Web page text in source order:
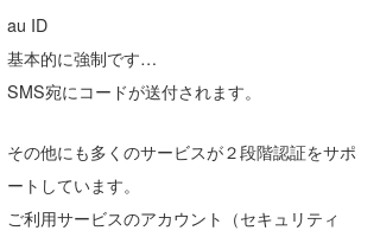
au ID
基本的に強制です…
SMS宛にコードが送付されます。
その他にも多くのサービスが２段階認証をサポ
ートしています。
ご利用サービスのアカウント（セキュリティ